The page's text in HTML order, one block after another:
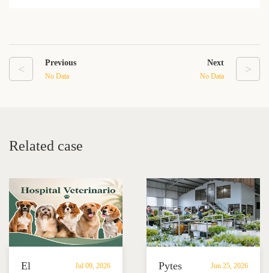
< Previous
No Data
>
Next
No Data
Related case
Jul 09, 2026
El
Jun 25, 2026
Pytes